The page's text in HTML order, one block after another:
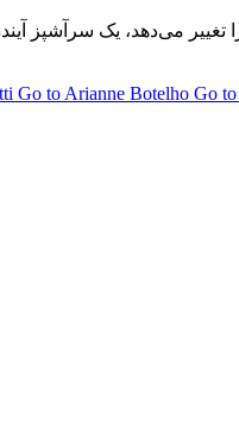
می‌دهد، یک سرآشپز
Go to Arianne Botelho Go